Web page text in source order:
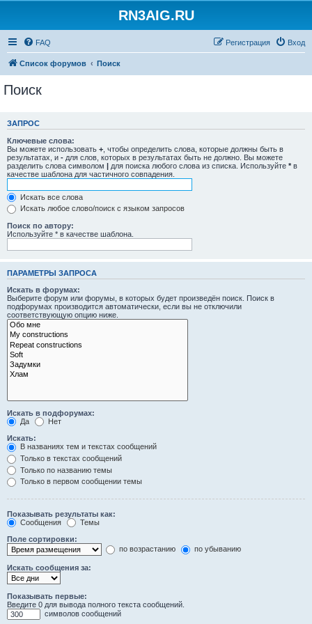
RN3AIG.RU
FAQ Вход
Регистрация
Список форумов Поиск
Поиск
ЗАПРОС
Ключевые слова:
Вы можете использовать + , чтобы определить слова, которые должны быть в
результатах, и - для слов, которых в результатах быть не должно. Вы можете
разделить слова символом | для поиска любого слова из списка. Используйте * в
качестве шаблона для частичного совпадения.
Искать все слова
Искать любое слово/поиск с языком запросов
Поиск по автору:
Используйте * в качестве шаблона.
ПАРАМЕТРЫ ЗАПРОСА
Искать в форумах:
Выберите форум или форумы, в которых будет произведён поиск. Поиск в
подфорумах производится автоматически, если вы не отключили
соответствующую опцию ниже.
Искать в подфорумах:
Да
Нет
Искать:
В названиях тем и текстах сообщений
Только в текстах сообщений
Только по названию темы
Только в первом сообщении темы
Показывать результаты как:
Сообщения
Темы
Поле сортировки:
по возрастанию
по убыванию
Искать сообщения за:
Показывать первые:
Введите 0 для вывода полного текста сообщений.
символов сообщений